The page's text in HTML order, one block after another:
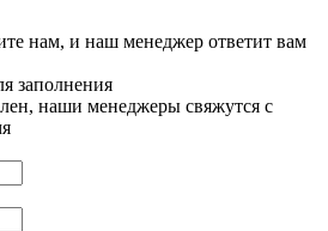
нам, и наш менеджер ответит вам
заполнения
наши менеджеры свяжутся с